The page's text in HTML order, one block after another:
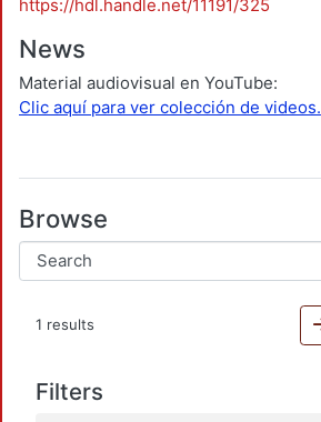
https://hdl.handle.net/11191/325
News
Material audiovisual en YouTube:
Clic aquí para ver colección de videos.
Browse
1 results
Filters